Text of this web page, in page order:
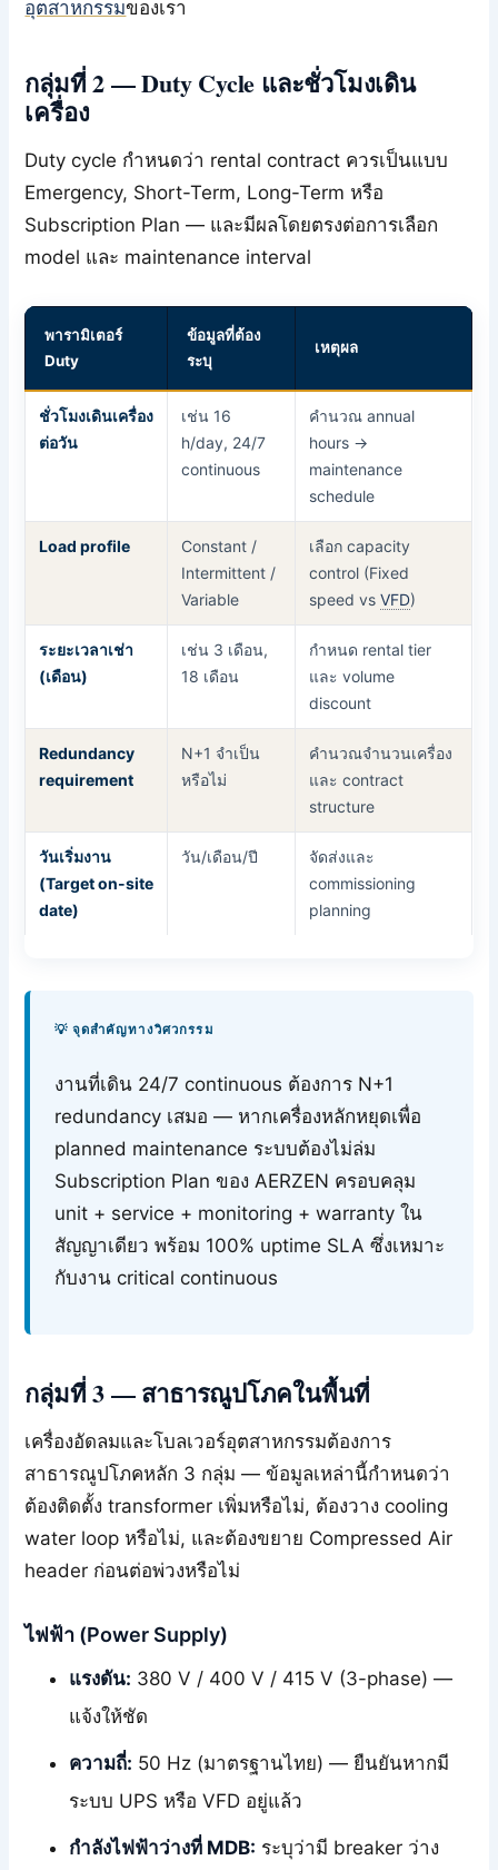
อุตสาหกรรมของเรา
กลุ่มที่ 2 — Duty Cycle และชั่วโมงเดิน
เครื่อง
Duty cycle กำหนดว่า rental contract ควรเป็นแบบ
Emergency, Short-Term, Long-Term หรือ
Subscription Plan — และมีผลโดยตรงต่อการเลือก
model และ maintenance interval
พารามิเตอร์
Duty
ข้อมูลที่ต้อง
ระบุ
เหตุผล
ชั่วโมงเดินเครื่อง
ต่อวัน
เช่น 16
h/day, 24/7
continuous
คำนวณ annual
hours →
maintenance
schedule
Load profile
Constant /
Intermittent /
Variable
เลือก capacity
control (Fixed
speed vsVFD)
ระยะเวลาเช่า
(เดือน)
เช่น 3 เดือน,
18 เดือน
กำหนด rental tier
และ volume
discount
Redundancy
requirement
N+1 จำเป็น
หรือไม่
คำนวณจำนวนเครื่อง
และ contract
structure
วันเริ่มงาน
(Target on-site
date)
วัน/เดือน/ปี
จัดส่งและ
commissioning
planning
💡 จุดสำคัญทางวิศวกรรม
งานที่เดิน 24/7 continuous ต้องการ N+1
redundancy เสมอ — หากเครื่องหลักหยุดเพื่อ
planned maintenance ระบบต้องไม่ล่ม
Subscription Plan ของ AERZEN ครอบคลุม
unit + service + monitoring + warranty ใน
สัญญาเดียว พร้อม 100% uptime SLA ซึ่งเหมาะ
กับงาน critical continuous
กลุ่มที่ 3 — สาธารณูปโภคในพื้นที่
เครื่องอัดลมและโบลเวอร์อุตสาหกรรมต้องการ
สาธารณูปโภคหลัก 3 กลุ่ม — ข้อมูลเหล่านี้กำหนดว่า
ต้องติดตั้ง transformer เพิ่มหรือไม่, ต้องวาง cooling
water loop หรือไม่, และต้องขยาย Compressed Air
header ก่อนต่อพ่วงหรือไม่
ไฟฟ้า (Power Supply)
แรงดัน: 380 V / 400 V / 415 V (3-phase) —
แจ้งให้ชัด
ความถี่: 50 Hz (มาตรฐานไทย) — ยืนยันหากมี
ระบบ UPS หรือ VFD อยู่แล้ว
กำลังไฟฟ้าว่างที่ MDB: ระบุว่ามี breaker ว่าง